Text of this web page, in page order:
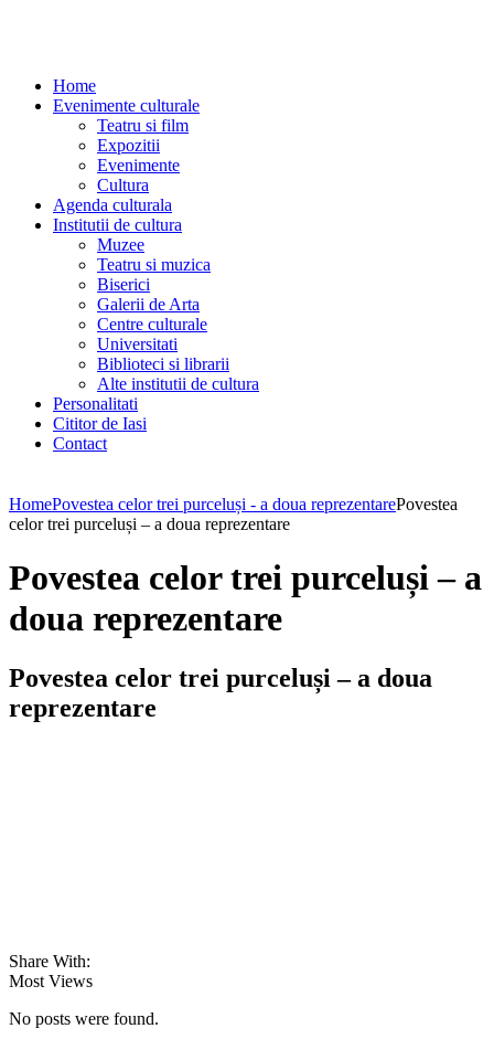
Home
Evenimente culturale
Teatru si film
Expozitii
Evenimente
Cultura
Agenda culturala
Institutii de cultura
Muzee
Teatru si muzica
Biserici
Galerii de Arta
Centre culturale
Universitati
Biblioteci si librarii
Alte institutii de cultura
Personalitati
Cititor de Iasi
Contact
HomePovestea celor trei purceluși - a doua reprezentarePovestea
celor trei purceluși – a doua reprezentare
Povestea celor trei purceluși – a
doua reprezentare
Povestea celor trei purceluși – a doua
reprezentare
Share With:
Most Views
No posts were found.